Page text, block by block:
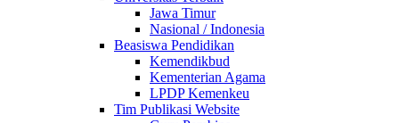
Jawa Timur
Nasional / Indonesia
Beasiswa Pendidikan
Kemendikbud
Kementerian Agama
LPDP Kemenkeu
Tim Publikasi Website